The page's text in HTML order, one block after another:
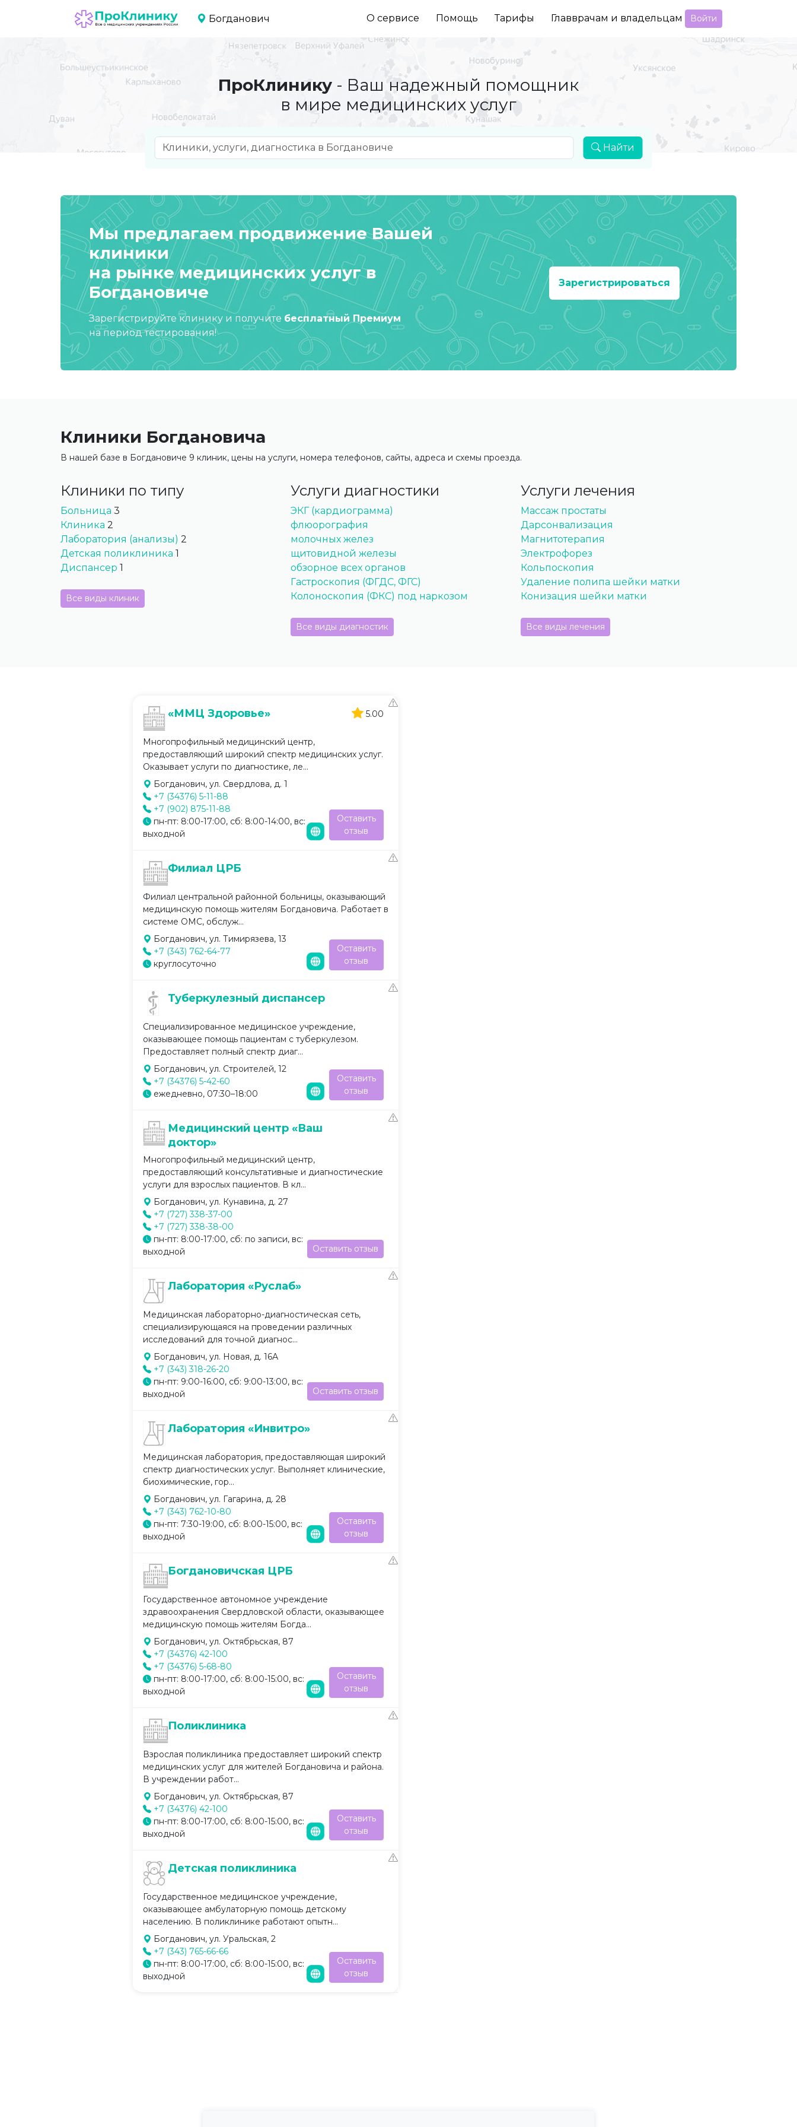
Богданович О сервисе Помощь Тарифы Главврачам и владельцам Войти
ПроКлинику - Ваш надежный помощник
в мире медицинских услуг
Найти
Мы предлагаем продвижение Вашей
клиники
на рынке медицинских услуг в
Богдановиче
Зарегистрируйте клинику и получите бесплатный Премиум
на период тестирования!
Зарегистрироваться
Клиники Богдановича
В нашей базе в Богдановиче 9 клиник, цены на услуги, номера телефонов, сайты, адреса и схемы проезда.
Клиники по типу
Больница 3
Клиника 2
Лаборатория (анализы) 2
Детская поликлиника 1
Диспансер 1
Все виды клиник
Услуги диагностики
ЭКГ (кардиограмма)
флюорография
молочных желез
щитовидной железы
обзорное всех органов
Гастроскопия (ФГДС, ФГС)
Колоноскопия (ФКС) под наркозом
Все виды диагностик
Услуги лечения
Массаж простаты
Дарсонвализация
Магнитотерапия
Электрофорез
Кольпоскопия
Удаление полипа шейки матки
Конизация шейки матки
Все виды лечения
«ММЦ Здоровье» 5.00
Многопрофильный медицинский центр,
предоставляющий широкий спектр медицинских услуг.
Оказывает услуги по диагностике, ле...
Богданович, ул. Свердлова, д. 1
+7 (34376) 5-11-88
+7 (902) 875-11-88
пн-пт: 8:00-17:00, сб: 8:00-14:00, вс:
выходной
Оставить
отзыв
Филиал ЦРБ
Филиал центральной районной больницы, оказывающий
медицинскую помощь жителям Богдановича. Работает в
системе ОМС, обслуж...
Богданович, ул. Тимирязева, 13
+7 (343) 762-64-77
круглосуточно
Оставить
отзыв
Туберкулезный диспансер
Специализированное медицинское учреждение,
оказывающее помощь пациентам с туберкулезом.
Предоставляет полный спектр диаг...
Богданович, ул. Строителей, 12
+7 (34376) 5-42-60
ежедневно, 07:30–18:00
Оставить
отзыв
Медицинский центр «Ваш
доктор»
Многопрофильный медицинский центр,
предоставляющий консультативные и диагностические
услуги для взрослых пациентов. В кл...
Богданович, ул. Кунавина, д. 27
+7 (727) 338-37-00
+7 (727) 338-38-00
пн-пт: 8:00-17:00, сб: по записи, вс:
выходной
Оставить отзыв
Лаборатория «Руслаб»
Медицинская лабораторно-диагностическая сеть,
специализирующаяся на проведении различных
исследований для точной диагнос...
Богданович, ул. Новая, д. 16А
+7 (343) 318-26-20
пн-пт: 9:00-16:00, сб: 9:00-13:00, вс:
выходной
Оставить отзыв
Лаборатория «Инвитро»
Медицинская лаборатория, предоставляющая широкий
спектр диагностических услуг. Выполняет клинические,
биохимические, гор...
Богданович, ул. Гагарина, д. 28
+7 (343) 762-10-80
пн-пт: 7:30-19:00, сб: 8:00-15:00, вс:
выходной
Оставить
отзыв
Богдановичская ЦРБ
Государственное автономное учреждение
здравоохранения Свердловской области, оказывающее
медицинскую помощь жителям Богда...
Богданович, ул. Октябрьская, 87
+7 (34376) 42-100
+7 (34376) 5-68-80
пн-пт: 8:00-17:00, сб: 8:00-15:00, вс:
выходной
Оставить
отзыв
Поликлиника
Взрослая поликлиника предоставляет широкий спектр
медицинских услуг для жителей Богдановича и района.
В учреждении работ...
Богданович, ул. Октябрьская, 87
+7 (34376) 42-100
пн-пт: 8:00-17:00, сб: 8:00-15:00, вс:
выходной
Оставить
отзыв
Детская поликлиника
Государственное медицинское учреждение,
оказывающее амбулаторную помощь детскому
населению. В поликлинике работают опытн...
Богданович, ул. Уральская, 2
+7 (343) 765-66-66
пн-пт: 8:00-17:00, сб: 8:00-15:00, вс:
выходной
Оставить
отзыв